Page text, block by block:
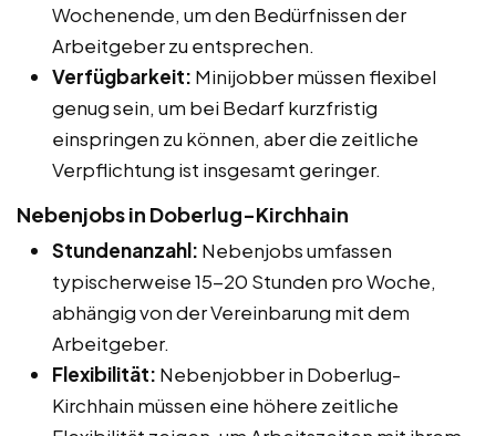
Wochenende, um den Bedürfnissen der
Arbeitgeber zu entsprechen.
Verfügbarkeit: Minijobber müssen flexibel
genug sein, um bei Bedarf kurzfristig
einspringen zu können, aber die zeitliche
Verpflichtung ist insgesamt geringer.
Nebenjobs in Doberlug-Kirchhain
Stundenanzahl: Nebenjobs umfassen
typischerweise 15-20 Stunden pro Woche,
abhängig von der Vereinbarung mit dem
Arbeitgeber.
Flexibilität: Nebenjobber in Doberlug-
Kirchhain müssen eine höhere zeitliche